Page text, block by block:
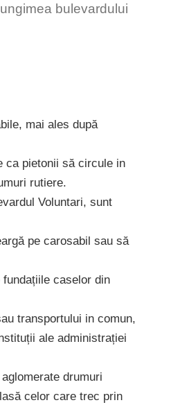
bulevardului
mai ales după
ca pietonii să circule in
rutiere.
Voluntari, sunt
pe carosabil sau să
caselor din
transportului in comun,
ale administrației
drumuri
celor care trec prin